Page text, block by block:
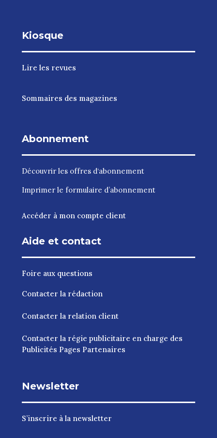
Kiosque
Lire les revues
Sommaires des magazines
Abonnement
Découvrir les offres d‘abonnement
Imprimer le formulaire d’abonnement
Accéder à mon compte client
Aide et contact
Foire aux questions
Contacter la rédaction
Contacter la relation client
Contacter la régie publicitaire en charge des
Publicités Pages Partenaires
Newsletter
S’inscrire à la newsletter